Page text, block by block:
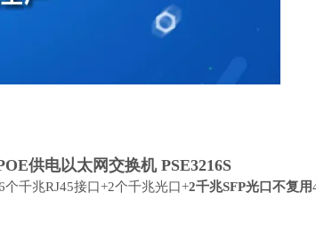
供电以太网交换机 PSE3216S
千兆RJ45接口+2个千兆光口+2千兆SFP光口不复用